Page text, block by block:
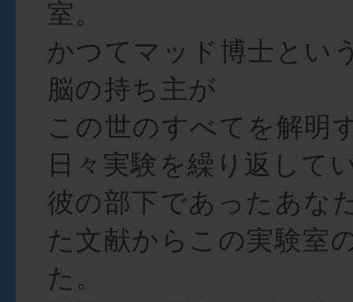
室。
かつてマッド博士とい
脳の持ち主が
この世のすべてを解明
日々実験を繰り返して
彼の部下であったあな
た文献からこの実験室
た。